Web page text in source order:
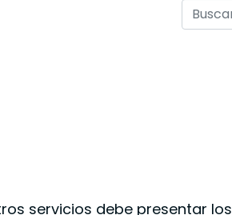
Buscar
servicios debe presentar los